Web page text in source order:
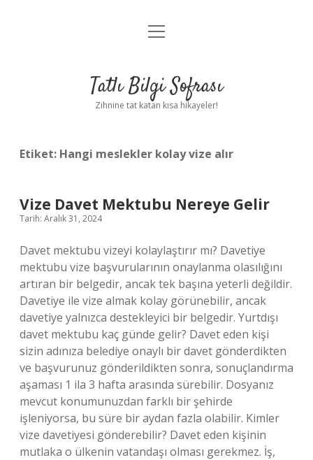
Anasayfa
Yasal Uyarı
menüyü
Tatlı Bilgi Sofrası
Zihnine tat katan kısa hikayeler!
Etiket: Hangi meslekler kolay vize alır
Vize Davet Mektubu Nereye Gelir
Tarih: Aralık 31, 2024
Davet mektubu vizeyi kolaylaştırır mı? Davetiye
mektubu vize başvurularının onaylanma olasılığını
artıran bir belgedir, ancak tek başına yeterli değildir.
Davetiye ile vize almak kolay görünebilir, ancak
davetiye yalnızca destekleyici bir belgedir. Yurtdışı
davet mektubu kaç günde gelir? Davet eden kişi
sizin adınıza belediye onaylı bir davet gönderdikten
ve başvurunuz gönderildikten sonra, sonuçlandırma
aşaması 1 ila 3 hafta arasında sürebilir. Dosyanız
mevcut konumunuzdan farklı bir şehirde
işleniyorsa, bu süre bir aydan fazla olabilir. Kimler
vize davetiyesi gönderebilir? Davet eden kişinin
mutlaka o ülkenin vatandaşı olması gerekmez. İş,